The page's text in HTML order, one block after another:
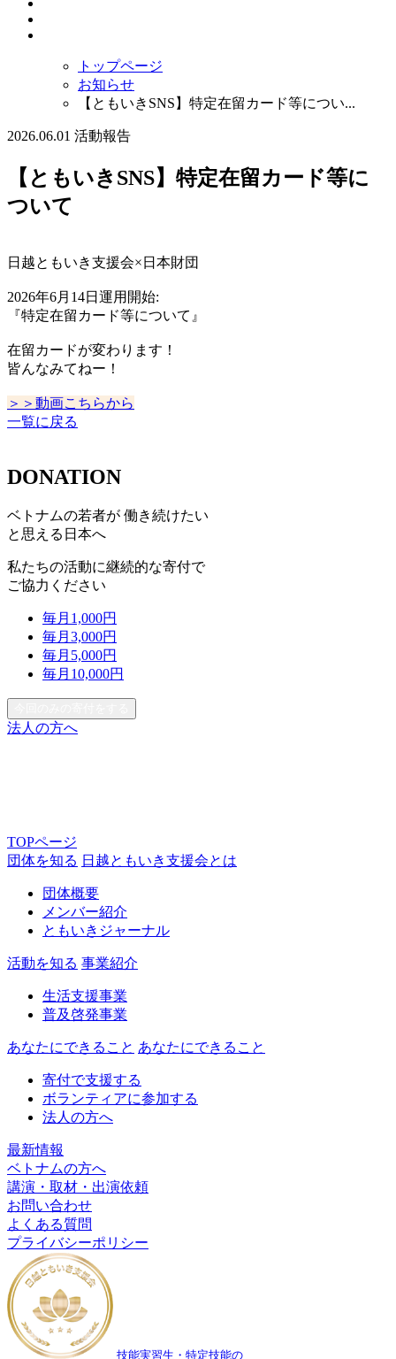
トップページ
お知らせ
【ともいきSNS】特定在留カード等につい...
2026.06.01 活動報告
【ともいきSNS】特定在留カード等に
ついて
日越ともいき支援会× 日本財団
2026年6月14日運用開始:
『特定在留カード等について』
在留カードが変わります！
皆んなみてねー ！
＞＞動画こちらから
一覧に戻る
DONATION
ベトナムの若者が 働き続けたい
と思える日本へ
私たちの活動に継続的な寄付で
ご協力ください
毎月 1,000円
毎月 3,000円
毎月 5,000円
毎月 10,000円
法人の方へ
TOPページ
団体を知る 日越ともいき支援会とは
団体概要
メンバー紹介
ともいきジャーナル
活動を知る 事業紹介
生活支援事業
普及啓発事業
あなたにできること あなたにできること
寄付で支援する
ボランティアに参加する
法人の方へ
最新情報
ベトナムの方へ
講演・取材・出演依頼
お問い合わせ
よくある質問
プライバシーポリシー
技能実習生・特定技能の